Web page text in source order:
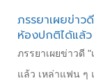
ภรรยาเผยข่า
ห้องปกติได้แล้ว
ภรรยาเผยข่าวดี
แล้ว เหล่าแฟน ๆ